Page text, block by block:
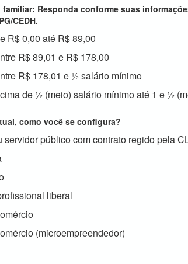
Responda conforme suas
CEDH.
R$ 0,00 até R$ 89,00
R$ 89,01 e R$ 178,00
R$ 178,01 e ½ salário mínimo
de ½ (meio) salário mínimo até 1 e ½
como você se configura?
público com contrato regido pela
liberal
(microempreendedor)